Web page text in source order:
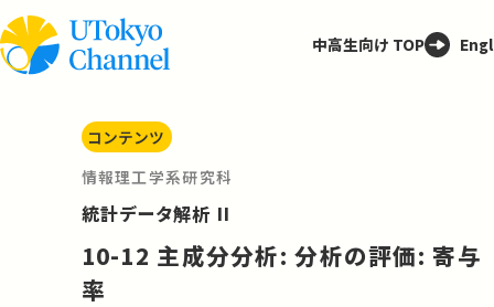
中高生向け TOP
コンテンツ
情報理工学系研究科
統計データ解析 II
10-12 主成分分析: 分析の評価: 寄与
率